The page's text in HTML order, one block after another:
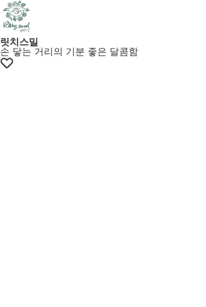
+10%쿠폰
릿치스밀
손 닿는 거리의 기분 좋은 달콤함